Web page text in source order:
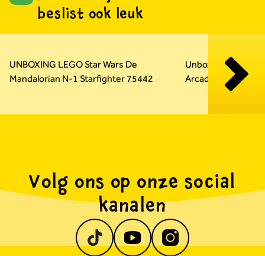
beslist ook leuk
UNBOXING LEGO Star Wars De
Mandalorian N-1 Starfighter 75442
Unboxing LEGO
Arcadekast 72051
Volg ons op onze social
kanalen